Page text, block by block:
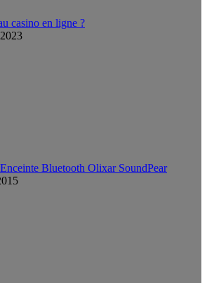
casino en ligne ?
Bluetooth Olixar SoundPear